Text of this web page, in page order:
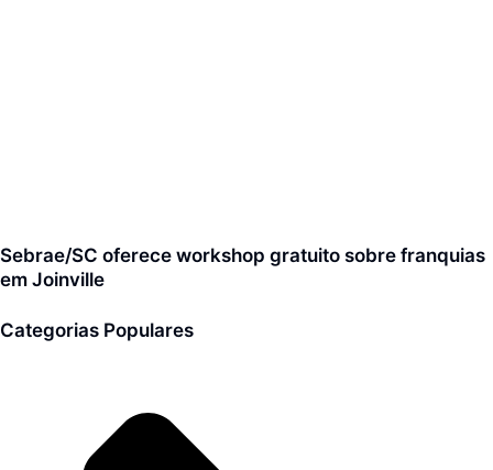
Sebrae/SC oferece workshop gratuito sobre franquias
em Joinville
Categorias Populares